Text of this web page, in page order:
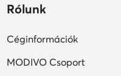
Rólunk
Céginformációk
MODIVO Csoport